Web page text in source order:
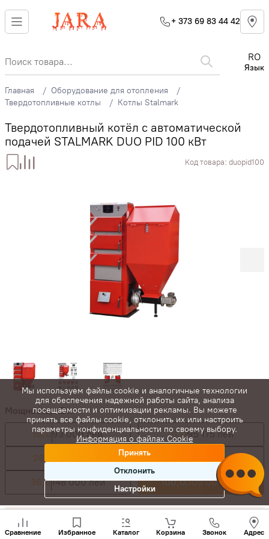
+ 373 69 83 44 42
RO
Язык
Главная
Оборудование для отопления
Твердотопливные котлы
Котлы Stalmark
Твердотопливный котёл с автоматической
подачей STALMARK DUO PID 100 кВт
Код товара: duopid100
Мощность, кВт:
16,093 000 лей 21,095 175 лей
26,0 137 000 лей
36,0148 000 лей 100,0305 000 лей
335 500
305 000лей - +
Сравнение Избранное Каталог Корзина Звонок Адрес
нам
+(373)
Мы используем файлы cookie и аналогичные технологии
для обеспечения надежной работы сайта, анализа
посещаемости и оптимизации рекламы. Вы можете
принять все файлы cookie, отклонить их или настроить
параметры конфиденциальности по своему выбору.
Информация о файлах Cookie
Принять
Отклонить
Настройки